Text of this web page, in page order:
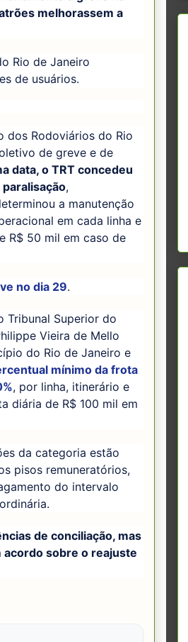
melhorassem a
Rio de Janeiro
de usuários.
dos Rodoviários do Rio
de greve e de
data, o TRT concedeu
,
a manutenção
em cada linha e
R$ 50 mil em caso de
no dia 29.
Tribunal Superior do
Vieira de Mello
do Rio de Janeiro e
mínimo da frota
, por linha, itinerário e
diária de R$ 100 mil em
da categoria estão
pisos remuneratórios,
do intervalo
de conciliação, mas
acordo sobre o reajuste